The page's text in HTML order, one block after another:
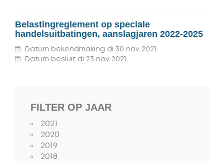
Belastingreglement op speciale
handelsuitbatingen, aanslagjaren 2022-2025
Datum bekendmaking di 30 nov 2021
Datum besluit di 23 nov 2021
FILTER OP JAAR
2021
2020
2019
2018